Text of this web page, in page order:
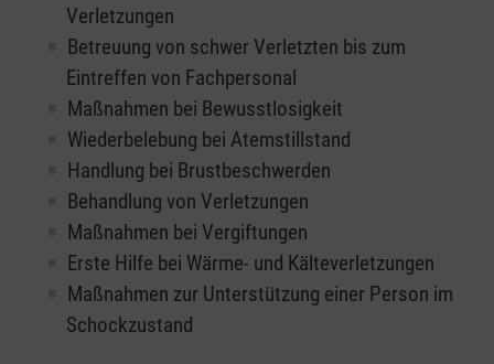
Verletzungen
Betreuung von schwer Verletzten bis zum
Eintreffen von Fachpersonal
Maßnahmen bei Bewusstlosigkeit
Wiederbelebung bei Atemstillstand
Handlung bei Brustbeschwerden
Behandlung von Verletzungen
Maßnahmen bei Vergiftungen
Erste Hilfe bei Wärme- und Kälteverletzungen
Maßnahmen zur Unterstützung einer Person im
Schockzustand